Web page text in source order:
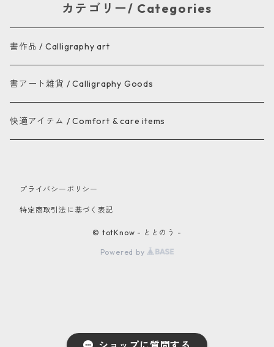
カテゴリー/ Categories
書作品 / Calligraphy art
書アート雑貨 / Calligraphy Goods
快適アイテム / Comfort & care items
プライバシーポリシー
特定商取引法に基づく表記
© totKnow - ととのう -
Powered by